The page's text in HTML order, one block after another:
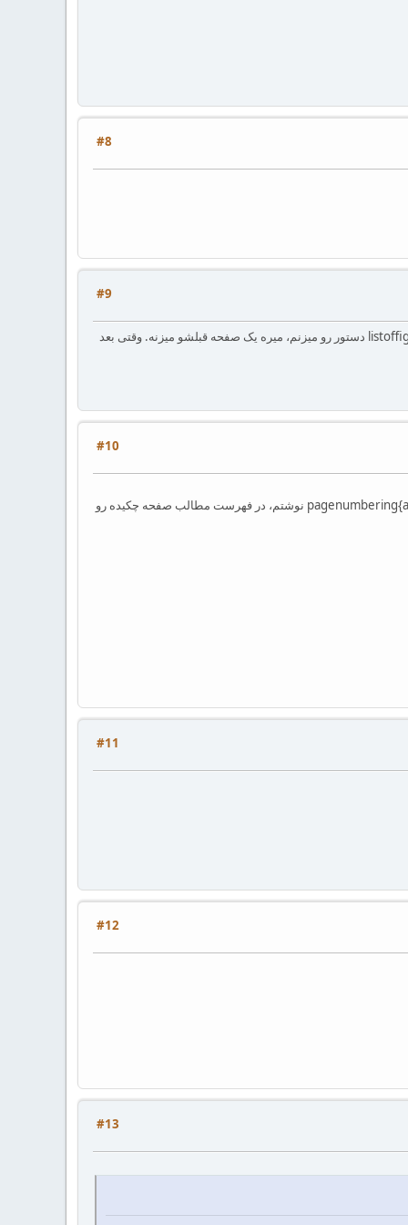
#8
#9
خیلی ممنون. درست شد. برای زمانی که فهرست جدولها و شکلها رو هم به فهرست اضافه کردم هم شماره صفحه رو اشتباه میزنه. وقتی قبل از \listoffigures دستور رو میزنم، میره یک صفحه قبلشو میزنه. وقتی بعد
#10
ببخشید چرا وقتی با استفاده از دستور \addcontentsline{toc}{chapter}{چکیده} قبل از چکیده استفاده میکنم، و در ابتدای صفحه چکیده هم \pagenumbering{arabic} نوشتم، در فهرست مطالب صفحه چکیده رو
#11
#12
#13